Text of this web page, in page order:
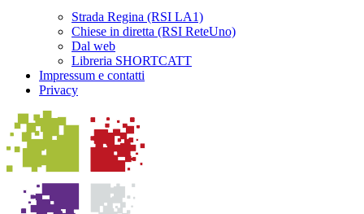
Strada Regina (RSI LA1)
Chiese in diretta (RSI ReteUno)
Dal web
Libreria SHORTCATT
Impressum e contatti
Privacy